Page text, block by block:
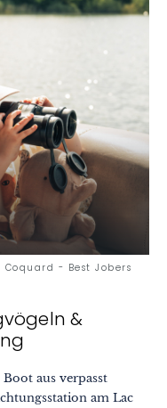
Coquard - Best Jobers
&
aus verpasst
am Lac